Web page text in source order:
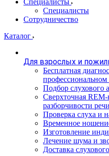
Специалисты
Специалисты
Сотрудничество
Каталог
Для взрослых и
Бесплатная
профессиональном
Подбор слухового
Сверхточная
разборчивости речи
Проверка слуха и
Временное
Изготовление
Лечение шума и
Доставка